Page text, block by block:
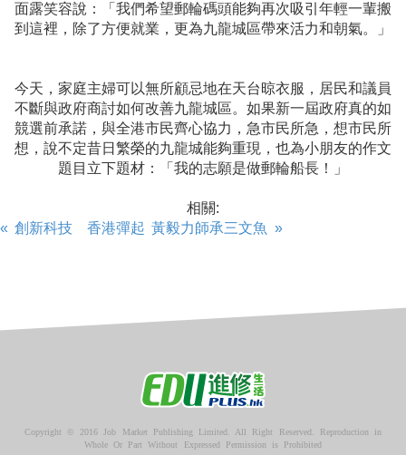
面露笑容說：「我們希望郵輪碼頭能夠再次吸引年輕一輩搬
到這裡，除了方便就業，更為九龍城區帶來活力和朝氣。」
今天，家庭主婦可以無所顧忌地在天台晾衣服，居民和議員
不斷與政府商討如何改善九龍城區。如果新一屆政府真的如
競選前承諾，與全港市民齊心協力，急市民所急，想市民所
想，說不定昔日繁榮的九龍城能夠重現，也為小朋友的作文
題目立下題材：「我的志願是做郵輪船長！」
相關:
« 創新科技 香港彈起 黃毅力師承三文魚 »
Copyright © 2016 Job Market Publishing Limited. All Right Reserved. Reproduction in
Whole Or Part Without Expressed Permission is Prohibited